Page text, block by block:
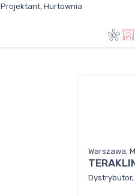
Projektant, Hurtownia
Warszawa,